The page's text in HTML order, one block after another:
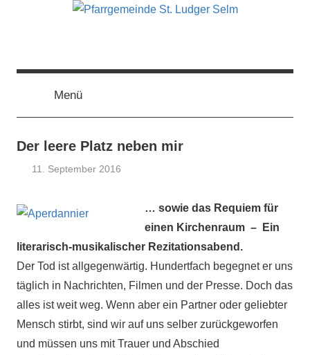
Pfarrgemeinde
Ludger
Selm
Menü
Der leere Platz neben mir
11. September 2016
… sowie das Requiem für
einen Kirchenraum – Ein
literarisch-musikalischer Rezitationsabend.
Der Tod ist allgegenwärtig. Hundertfach begegnet er uns
täglich in Nachrichten, Filmen und der Presse. Doch das
alles ist weit weg. Wenn aber ein Partner oder geliebter
Mensch stirbt, sind wir auf uns selber zurückgeworfen
und müssen uns mit Trauer und Abschied